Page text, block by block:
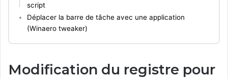
script
Déplacer la barre de tâche avec une application
(Winaero tweaker)
Modification du registre pour